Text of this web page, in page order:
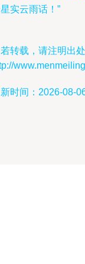
实云雨话！”
转载，请注明出处
时间：2026-08-